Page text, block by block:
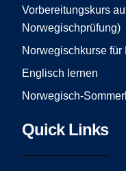
Vorbereitungskurs
Norwegischprüfung)
Norwegischkurse für
Englisch lernen
Norwegisch-
Quick Links